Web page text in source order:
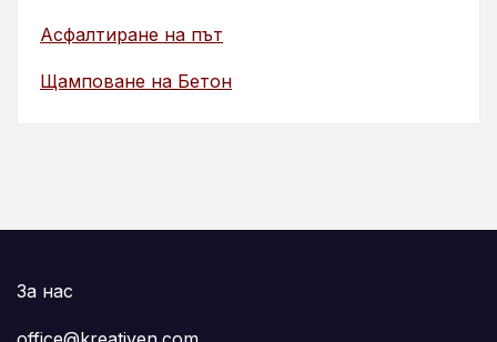
Асфалтиране на път
Щамповане на Бетон
За нас